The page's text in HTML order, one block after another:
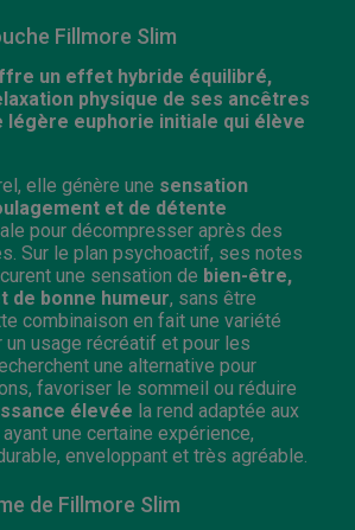
Fillmore Slim
un effet hybride équilibré,
physique de ses ancêtres
légère euphorie initiale qui élève
elle génère une sensation
et de détente
pour décompresser après des
Sur le plan psychoactif, ses notes
une sensation de bien-être,
de bonne humeur, sans être
combinaison en fait une variété
un usage récréatif et pour les
une alternative pour
favoriser le sommeil ou réduire
élevée la rend adaptée aux
une certaine expérience,
enveloppant et très agréable.
de Fillmore Slim